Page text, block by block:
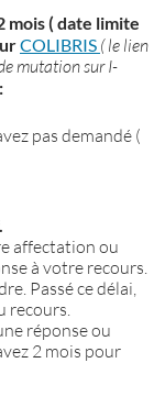
mois ( date limite
COLIBRIS ( le lien
mutation sur I-
pas demandé (
affectation ou
à votre recours.
Passé ce délai,
recours.
réponse ou
2 mois pour